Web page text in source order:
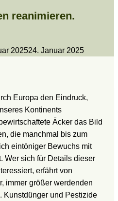
reanimieren.
202524. Januar 2025
Europa den Eindruck,
Kontinents
Äcker das Bild
die manchmal bis zum
eintöniger Bewuchs mit
Wer sich für Details dieser
erfährt von
immer größer werdenden
Kunstdünger und Pestizide